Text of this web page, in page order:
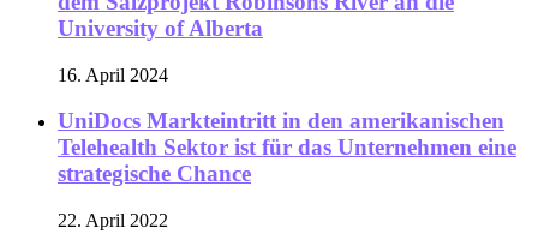
University of Alberta
16. April 2024
UniDocs Markteintritt in den amerikanischen
Telehealth Sektor ist für das Unternehmen eine
strategische Chance
22. April 2022